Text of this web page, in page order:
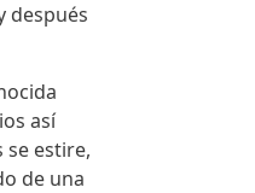
después
así
se estire,
de una